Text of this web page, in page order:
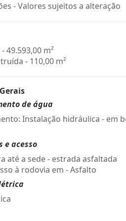
- Valores sujeitos a alteração
49.593,00 m²
- 110,00 m²
de água
Instalação hidráulica - em
e acesso
até a sede - estrada asfaltada
à rodovia em - Asfalto